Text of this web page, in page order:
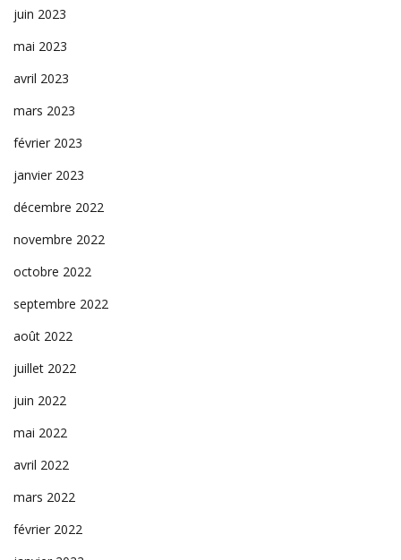
juin 2023
mai 2023
avril 2023
mars 2023
février 2023
janvier 2023
décembre 2022
novembre 2022
octobre 2022
septembre 2022
août 2022
juillet 2022
juin 2022
mai 2022
avril 2022
mars 2022
février 2022